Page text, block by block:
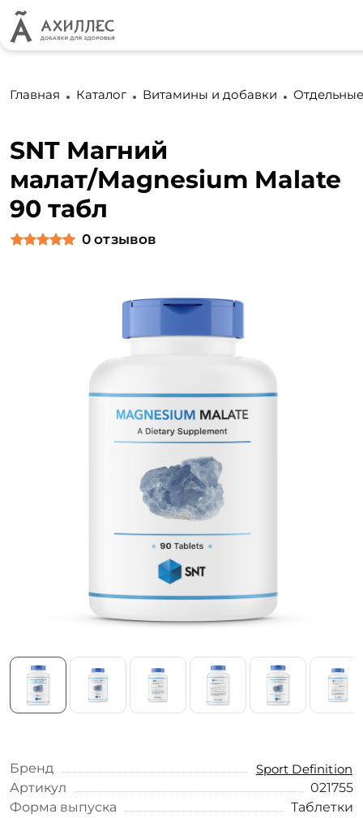
Главная Каталог Витамины и добавки
SNT Магний
малат/Magnesium Malate
90 табл
0 отзывов
Бренд
Sport Definition
Артикул
021755
Форма выпуска
Таблетки